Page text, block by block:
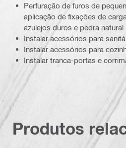
Perfuração de furos de
aplicação de fixações de
azulejos duros e pedra natural
Instalar acessórios para
Instalar acessórios para
Instalar tranca-portas e
Produtos